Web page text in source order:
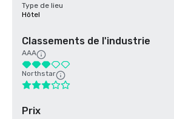
Type de lieu
Hôtel
Classements de l'industrie
AAA
Northstar
Prix